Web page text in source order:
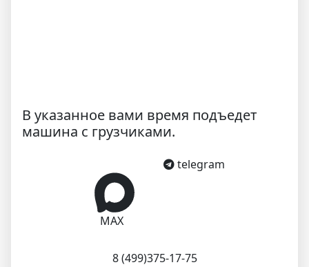
В указанное вами время подъедет
машина с грузчиками.
MAX
telegram
8 (499)375-17-75